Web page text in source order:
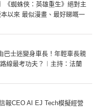
《蜘蛛俠：英雄重生》絕對主
以來 最似漫畫、最好睇嘅一
巴士迷變身車長！年輕車長親
線最考功夫？︱主持：法蘭
報CEO AI EJ Tech模擬經營